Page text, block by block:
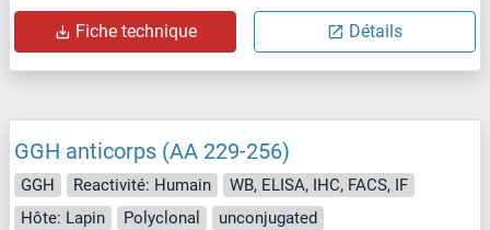
Fiche technique Détails
GGH anticorps (AA 229-256)
GGH Reactivité: Humain
WB, ELISA, IHC, FACS, IF
Hôte: Lapin
Polyclonal unconjugated